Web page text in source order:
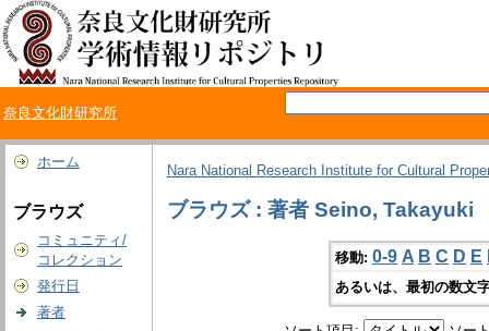
奈良文化財研究所
ホーム
ブラウズ
コミュニティ/
コレクション
発行日
著者
Nara National Research Institute for Cultural
ブラウズ : 著者 Seino, Takayuki
移動: 0-9 A B C D E
あるいは、最初の数文